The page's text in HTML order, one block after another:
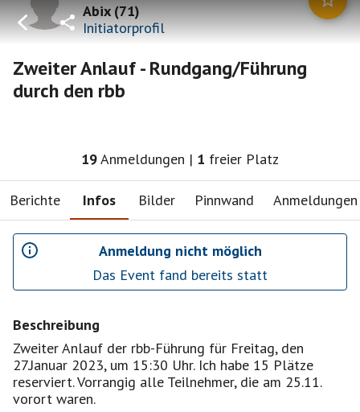
Abix(71)
Initiatorprofil
Zweiter Anlauf - Rundgang/Führung
durch den rbb
19Anmeldungen | 1 freier Platz
Berichte Infos Bilder Pinnwand Anmeldungen
Anmeldung nicht möglich
Das Event fand bereits statt
Beschreibung
Zweiter Anlauf der rbb-Führung für Freitag, den
27.Januar 2023, um 15:30 Uhr. Ich habe 15 Plätze
reserviert. Vorrangig alle Teilnehmer, die am 25.11.
vorort waren.